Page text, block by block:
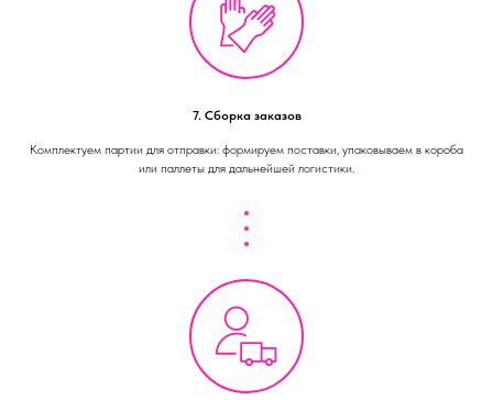
7. Сборка заказов
Комплектуем партии для отправки: формируем поставки, упаковываем в короба
или паллеты для дальнейшей логистики.